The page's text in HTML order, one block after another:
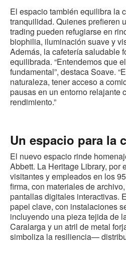
El espacio también equilibra la
tranquilidad. Quienes prefieren
trading pueden refugiarse en
biophilia, iluminación suave y
Además, la cafetería saludable
equilibrada. “Entendemos que
fundamental”, destaca Soave.
naturaleza, tener acceso a
pausas en un entorno relajante
rendimiento.”
Un espacio para la
El nuevo espacio rinde
Abbett. La Heritage Library, por
visitantes y empleados en los
firma, con materiales de
pantallas digitales interactivas.
papel clave, con instalaciones
incluyendo una pieza tejida de
Caralarga y un atril de metal
simboliza la resiliencia—